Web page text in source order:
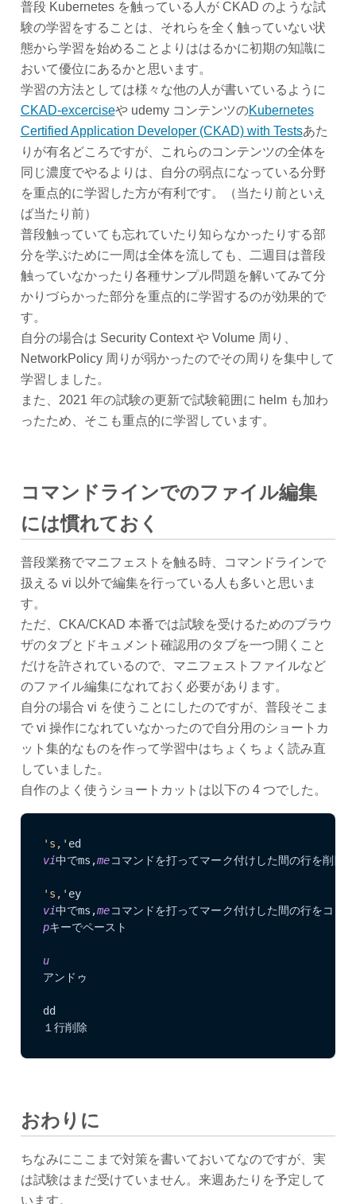
普段 Kubernetes を触っている人が CKAD のような試
験の学習をすることは、それらを全く触っていない状
態から学習を始めることよりははるかに初期の知識に
おいて優位にあるかと思います。
学習の方法としては様々な他の人が書いているように
CKAD-excerciseや udemy コンテンツのKubernetes
Certified Application Developer (CKAD) with Testsあた
りが有名どころですが、これらのコンテンツの全体を
同じ濃度でやるよりは、自分の弱点になっている分野
を重点的に学習した方が有利です。（当たり前といえ
ば当たり前）
普段触っていても忘れていたり知らなかったりする部
分を学ぶために一周は全体を流しても、二週目は普段
触っていなかったり各種サンプル問題を解いてみて分
かりづらかった部分を重点的に学習するのが効果的で
す。
自分の場合は Security Context や Volume 周り、
NetworkPolicy 周りが弱かったのでその周りを集中して
学習しました。
また、2021 年の試験の更新で試験範囲に helm も加わ
ったため、そこも重点的に学習しています。
コマンドラインでのファイル編集
には慣れておく
普段業務でマニフェストを触る時、コマンドラインで
扱える vi 以外で編集を行っている人も多いと思いま
す。
ただ、CKA/CKAD 本番では試験を受けるためのブラウ
ザのタブとドキュメント確認用のタブを一つ開くこと
だけを許されているので、マニフェストファイルなど
のファイル編集になれておく必要があります。
自分の場合 vi を使うことにしたのですが、普段そこま
で vi 操作になれていなかったので自分用のショートカ
ット集的なものを作って学習中はちょくちょく読み直
していました。
自作のよく使うショートカットは以下の 4 つでした。
's,'
vi中でms,meコマンドを打ってマーク付けした間の行を削
's,'
vi中でms,me
pキーでペースト
u
アンドゥ
dd
１行削除
おわりに
ちなみにここまで対策を書いておいてなのですが、実
は試験はまだ受けていません。来週あたりを予定して
います。